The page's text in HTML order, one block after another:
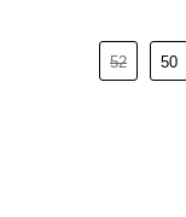
50
52